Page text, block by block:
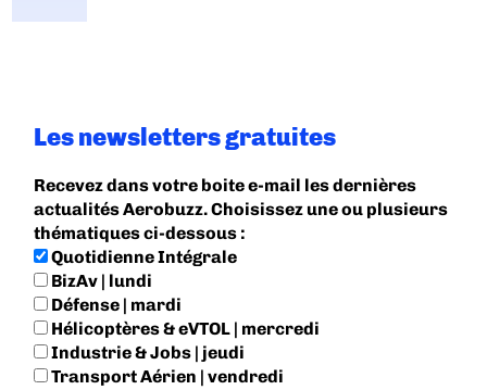
Les newsletters gratuites
Recevez dans votre boite e-mail les dernières
actualités Aerobuzz. Choisissez une ou plusieurs
thématiques ci-dessous :
Quotidienne Intégrale
BizAv | lundi
Défense | mardi
Hélicoptères & eVTOL | mercredi
Industrie & Jobs | jeudi
Transport Aérien | vendredi